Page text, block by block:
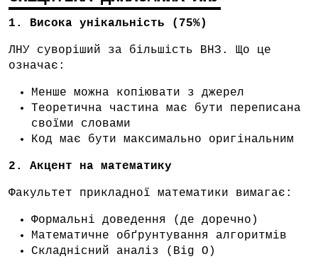
1. Висока унікальність (75%)
ЛНУ суворіший за більшість ВНЗ. Що це
означає:
Менше можна копіювати з джерел
Теоретична частина має бути переписана
своїми словами
Код має бути максимально оригінальним
2. Акцент на математику
Факультет прикладної математики вимагає:
Формальні доведення (де доречно)
Математичне обґрунтування алгоритмів
Складнісний аналіз (Big O)